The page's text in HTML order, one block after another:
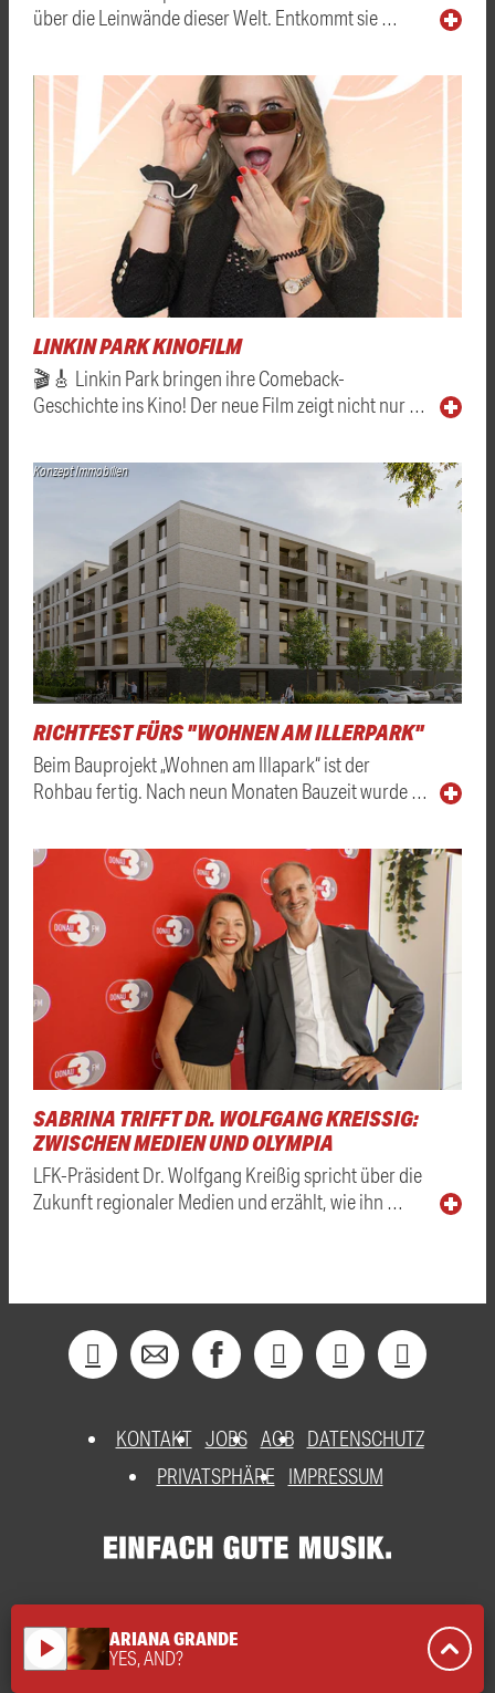
über die Leinwände dieser Welt. Entkommt sie …
LINKIN PARK KINOFILM
🎬🎸 Linkin Park bringen ihre Comeback-
Geschichte ins Kino! Der neue Film zeigt nicht nur …
Konzept Immobilien
RICHTFEST FÜRS "WOHNEN AM ILLERPARK"
Beim Bauprojekt „Wohnen am Illapark“ ist der
Rohbau fertig. Nach neun Monaten Bauzeit wurde …
SABRINA TRIFFT DR. WOLFGANG KREISSIG: Z
WISCHEN MEDIEN UND OLYMPIA
LFK-Präsident Dr. Wolfgang Kreißig spricht über die
Zukunft regionaler Medien und erzählt, wie ihn …
KONTAKT JOBS AGB DATENSCHUTZ
PRIVATSPHÄRE
IMPRESSUM
play_arrow ARIANA GRANDE
YES, AND?